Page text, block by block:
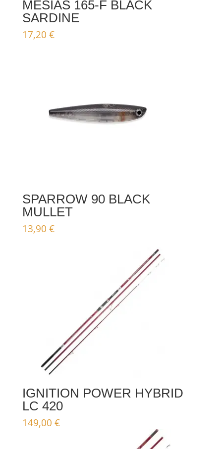
MESIAS 165-F BLACK
SARDINE
17,20 €
SPARROW 90 BLACK
MULLET
13,90 €
IGNITION POWER HYBRID
LC 420
149,00 €